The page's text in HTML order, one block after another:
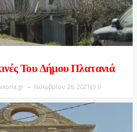
Του Δήμου Πλατανιά
Νοεμβρίου 28, 2021 0